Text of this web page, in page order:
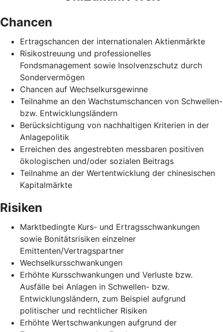
Chancen
Ertragschancen der internationalen Aktienmärkte
Risikostreuung und professionelles
Fondsmanagement sowie Insolvenzschutz durch
Sondervermögen
Chancen auf Wechselkursgewinne
Teilnahme an den Wachstumschancen von Schwellen-
bzw. Entwicklungsländern
Berücksichtigung von nachhaltigen Kriterien in der
Anlagepolitik
Erreichen des angestrebten messbaren positiven
ökologischen und/oder sozialen Beitrags
Teilnahme an der Wertentwicklung der chinesischen
Kapitalmärkte
Risiken
Marktbedingte Kurs- und Ertragsschwankungen
sowie Bonitätsrisiken einzelner
Emittenten/Vertragspartner
Wechselkursschwankungen
Erhöhte Kursschwankungen und Verluste bzw.
Ausfälle bei Anlagen in Schwellen- bzw.
Entwicklungsländern, zum Beispiel aufgrund
politischer und rechtlicher Risiken
Erhöhte Wertschwankungen aufgrund der